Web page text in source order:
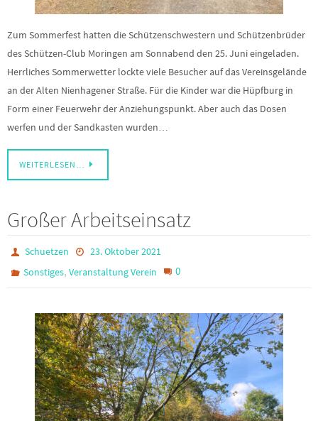
Zum Sommerfest hatten die Schützenschwestern und Schützenbrüder
des Schützen-Club Moringen am Sonnabend den 25. Juni eingeladen.
Herrliches Sommerwetter lockte viele Besucher auf das Vereinsgelände
an der Alten Nienhagener Straße. Für die Kinder war die Hüpfburg in
Form einer Feuerwehr der Anziehungspunkt. Aber auch das Dosen
werfen und der Sandkasten wurden…
WEITERLESEN…
Großer Arbeitseinsatz
Schuetzen
23. Oktober 2021
Sonstiges,Veranstaltung Verein 0